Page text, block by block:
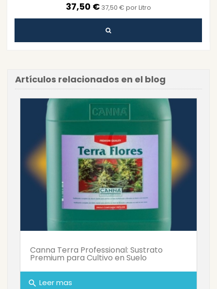
37,50 € 37,50 € por Litro
Artículos relacionados en el blog
Canna Terra Professional: Sustrato
Premium para Cultivo en Suelo
search Leer mas